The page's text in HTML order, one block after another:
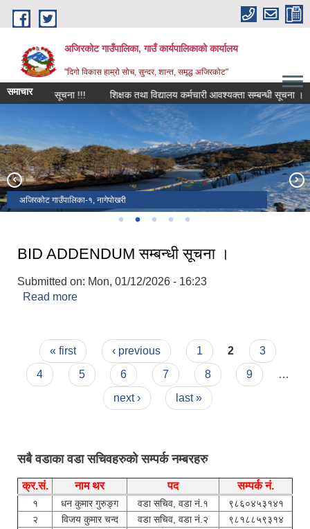
Skip to main content
अजिरकोट गाउँपालिका, गाउँ कार्यपालिकाको कार्यालय
"दिगो विकास हाम्रो सोच, सुन्दर, शान्त, समृद्ध अजिरकोट"
समाचारसूचना !!! शिक्षक तथा विद्यालय कर्मचारी आवश्यक्ता सम्बन्धी सूचना ।
अजिरकोट गाउँपालिकाबाट देखिने बौद्ध हिमाल
अजिरकोट गाउँपालिका-१, नागेपोखरी
अजिरकोट गाउँपालिका -०३, भच्चेक बजार
अजिरकोट गाउँपालिका-४, झ्याल्ला भूमे मन्दिर
BID ADDENDUM सम्बन्धी सूचना ।
Submitted on: Mon, 01/12/2026 - 16:23
Read more
Pages
« first ‹ previous 1 2
3
4
5 6 7 8 9
…
next ›
last »
सबै वडाका वडा सचिवहरुको सम्पर्क नम्बरहरु
क्र.सं. नाम थर पद सम्पर्क नं.
१ धन कुमार गुरुङ्ग वडा सचिव, वडा नं.१
९८६०४५३१४१
२
विजय कुमार चन्द वडा सचिव, वडा नं.२
९८१८८५९३१४